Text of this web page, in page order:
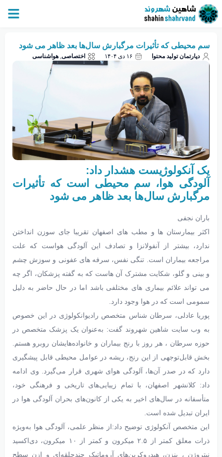
سم محیطی که تأثیرات مرگبارش سال‌ها بعد ظاهر می شود
دپارتمان تولید محتوا ۱۶ دی ۱۴۰۴ اختصاصی, هواشناسی
یک آنکولوژیست هشدار داد:
آلودگی هوا، سم محیطی است که تأثیرات
مرگبارش سال‌ها بعد ظاهر می شود
باران نجفی
اکثر بیمارستان ها و مطب های اصفهان تقریبا جای سوزن انداختن
ندارد، بیشتر از آنفولانزا و تصادف این آلودگی هواست که علت
مراجعه بیماران است. تنگی نفس، سرفه های عفونی و سوزش چشم
و بینی و گلو، شکایت مشترک آن هاست که به گفته پزشکان، اگر چه
می تواند علائم بیماری های مختلفی باشد اما در حال حاضر به دلیل
سمومی است که در هوا وجود دارد.
پوریا عادلی، سرطان شناس متخصص رادیوانکولوژی در این خصوص
به وب سایت شاهین شهروند گفت: به‌عنوان یک پزشک متخصص در
حوزه سرطان ، هر روز با رنج بیماران و خانواده‌هایشان روبرو هستم.
بخش قابل‌توجهی از این رنج، ریشه در عوامل محیطی قابل پیشگیری
دارد که در صدر آن‌ها، آلودگی هوای شهری قرار می‌گیرد. وی ادامه
داد: کلانشهر اصفهان، با تمام زیبایی‌های تاریخی و فرهنگی خود،
متأسفانه در سال‌های اخیر به یکی از کانون‌های بحران آلودگی هوا در
ایران تبدیل شده است.
این متخصص آنکولوژی توضیح داد:از منظر علمی، آلودگی هوا به‌ویژه
ذرات معلق کمتر از ۲.۵ میکرون و کمتر از ۱۰ میکرون، دی‌اکسید
نیتروژن ، بنزن، هیدروکربن‌های آروماتیک چندحلقه‌ای و ازن سطح